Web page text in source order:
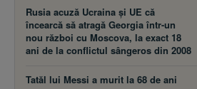
Rusia acuză Ucraina şi UE că
încearcă să atragă Georgia într-un
nou război cu Moscova, la exact 18
ani de la conflictul sângeros din 2008
Tatăl lui Messi a murit la 68 de ani